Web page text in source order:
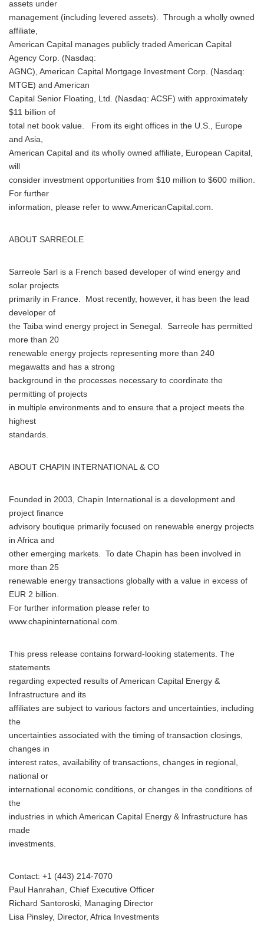
assets under
management (including levered assets). Through a wholly owned
affiliate,
American Capital manages publicly traded American Capital
Agency Corp. (Nasdaq:
AGNC), American Capital Mortgage Investment Corp. (Nasdaq:
MTGE) and American
Capital Senior Floating, Ltd. (Nasdaq: ACSF) with approximately
$11 billion of
total net book value. From its eight offices in the U.S., Europe
and Asia,
American Capital and its wholly owned affiliate, European Capital,
will
consider investment opportunities from $10 million to $600 million.
For further
information, please refer to www.AmericanCapital.com.
ABOUT SARREOLE
Sarreole Sarl is a French based developer of wind energy and
solar projects
primarily in France. Most recently, however, it has been the lead
developer of
the Taiba wind energy project in Senegal. Sarreole has permitted
more than 20
renewable energy projects representing more than 240
megawatts and has a strong
background in the processes necessary to coordinate the
permitting of projects
in multiple environments and to ensure that a project meets the
highest
standards.
ABOUT CHAPIN INTERNATIONAL & CO
Founded in 2003, Chapin International is a development and
project finance
advisory boutique primarily focused on renewable energy projects
in Africa and
other emerging markets. To date Chapin has been involved in
more than 25
renewable energy transactions globally with a value in excess of
EUR 2 billion.
For further information please refer to
www.chapininternational.com.
This press release contains forward-looking statements. The
statements
regarding expected results of American Capital Energy &
Infrastructure and its
affiliates are subject to various factors and uncertainties, including
the
uncertainties associated with the timing of transaction closings,
changes in
interest rates, availability of transactions, changes in regional,
national or
international economic conditions, or changes in the conditions of
the
industries in which American Capital Energy & Infrastructure has
made
investments.
Contact: +1 (443) 214-7070
Paul Hanrahan, Chief Executive Officer
Richard Santoroski, Managing Director
Lisa Pinsley, Director, Africa Investments